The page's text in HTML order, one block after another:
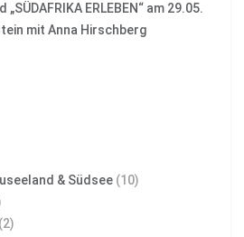
ERLEBEN“ am 29.05.
mit Anna Hirschberg
& Südsee (10)
(2)